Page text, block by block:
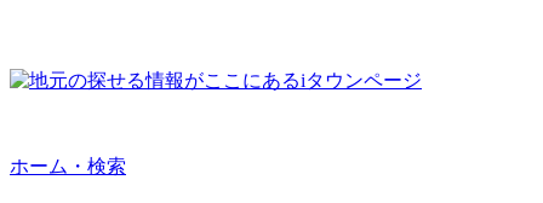
ホーム・検索